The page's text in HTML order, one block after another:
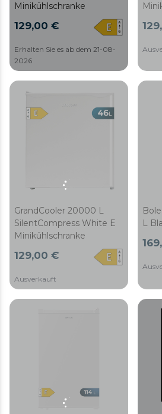
Minikühlschranke
129,00 €
Erhalten Sie es ab dem 21-08-
2026
GrandCooler 20000 L
SilentCompress White E
Minikühlschranke
129,00 €
Ausverkauft
L